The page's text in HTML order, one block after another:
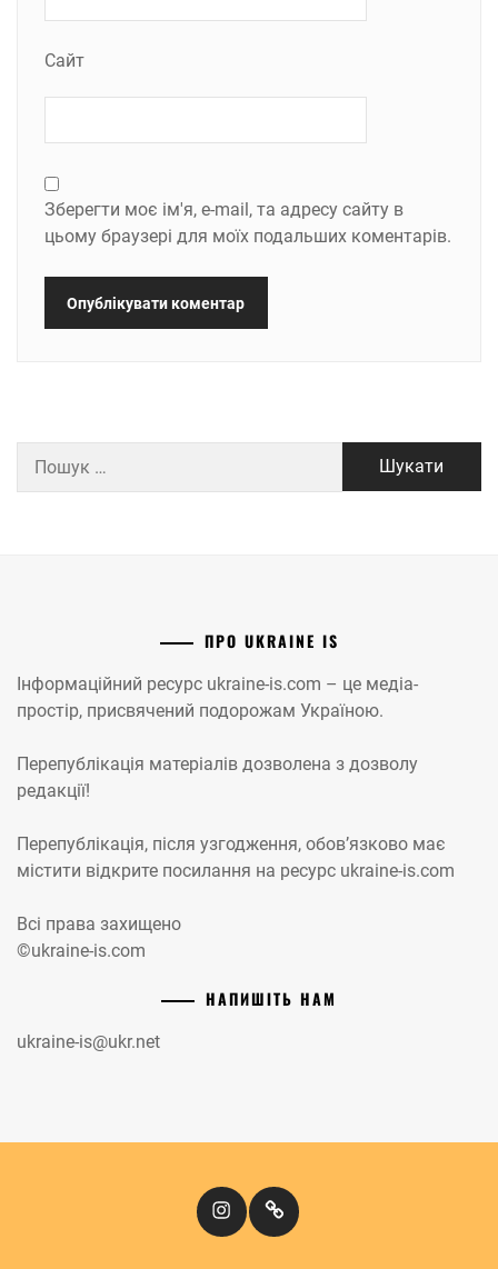
Сайт
Зберегти моє ім'я, e-mail, та адресу сайту в
цьому браузері для моїх подальших коментарів.
ПРО UKRAINE IS
Інформаційний ресурс ukraine-is.com – це медіа-
простір, присвячений подорожам Україною.
Перепублікація матеріалів дозволена з дозволу
редакції!
Перепублікація, після узгодження, обов’язково має
містити відкрите посилання на ресурс ukraine-is.com
Всі права захищено
©ukraine-is.com
НАПИШІТЬ НАМ
ukraine-is@ukr.net
InstagramКіномандри